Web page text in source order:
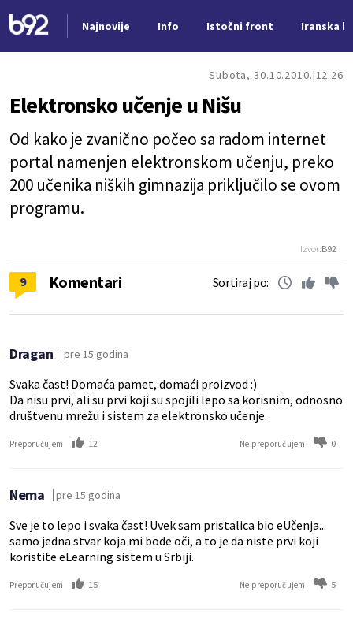
Najnovije Info Istočni front Iranska
Subota, 30.10.2010. 12:26
Elektronsko učenje u Nišu
Od kako je zvanično počeo sa radom internet
portal namenjen elektronskom učenju, preko
200 učenika niških gimnazija priključilo se ovom
programu.
Izvor:B92
9 Komentari Sortiraj po:
Dragan pre 15 godina
Svaka čast! Domaća pamet, domaći proizvod :)
Da nisu prvi, ali su prvi koji su spojili lepo sa korisnim, odnosno
društvenu mrežu i sistem za elektronsko učenje.
Preporučujem 12 Ne preporučujem 0
Nema pre 15 godina
Sve je to lepo i svaka čast! Uvek sam pristalica bio eUčenja...
samo jedna stvar koja mi bode oči, a to je da niste prvi koji
koristite eLearning sistem u Srbiji.
Preporučujem 15 Ne preporučujem 5